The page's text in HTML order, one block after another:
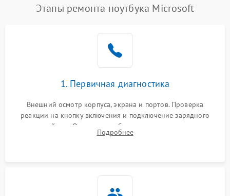
невозможность зарядки,
2500 ₽ Подробнее →
2000 ₽
Перегрев из‑за пыли,
неисправности кулера
Выход из строя SSD или
HDD: медленная загрузка,
2000 ₽
Этапы ремонта ноутбука Microsoft
1. Первичная диагностика
Внешний осмотр корпуса, экрана и портов. Проверка
реакции на кнопку включения и подключение зарядного
устройства. Оценка потребления тока с помощью
лабораторного блока питания для локализации проблемы.
Подробнее